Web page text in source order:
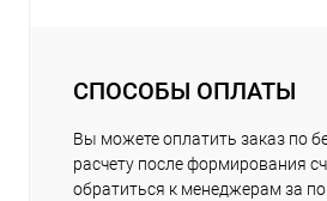
СПОСОБЫ ОПЛАТЫ
Вы можете оплатить заказ по
расчету после формирования
обратиться к менеджерам за